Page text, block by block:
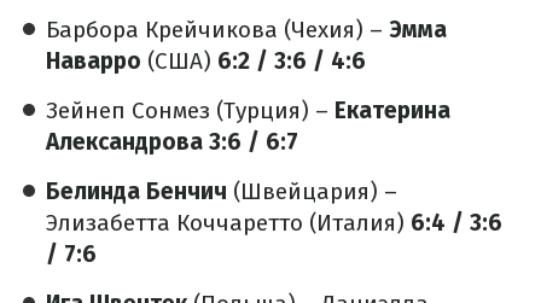
Барбора Крейчикова (Чехия) – Эмма
Наварро (США) 6:2 / 3:6 / 4:6
Зейнеп Сонмез (Турция) – Екатерина
Александрова 3:6 / 6:7
Белинда Бенчич (Швейцария) –
Элизабетта Коччаретто (Италия) 6:4 / 3:6
/ 7:6